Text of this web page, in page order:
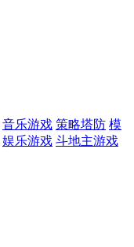
音乐游戏 策略塔防 模
娱乐游戏 斗地主游戏